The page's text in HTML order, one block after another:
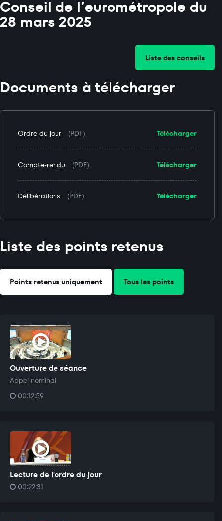
Conseil de l’eurométropole du
28 mars 2025
Liste des conseils
Documents à télécharger
Télécharger
Ordre du jour (PDF)
Télécharger
Compte-rendu (PDF)
Télécharger
Délibérations (PDF)
Liste des points retenus
Points retenus uniquement Tous les points
Ouverture de séance
Appel nominal
00:12:59
Lecture de l'ordre du jour
00:22:31